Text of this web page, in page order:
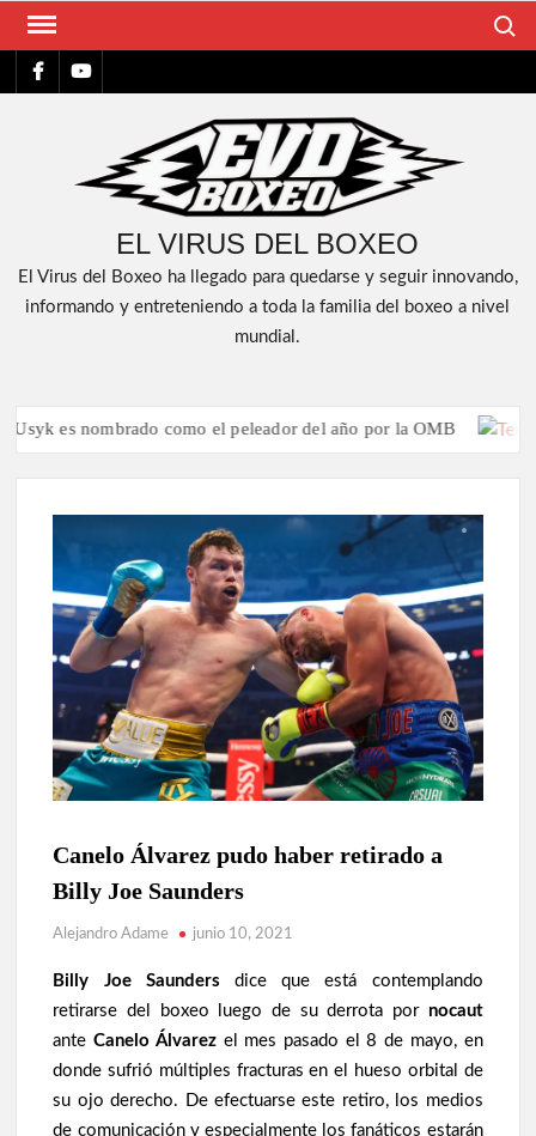
Saltar
contenidoFACEBOOK
YT
EL VIRUS DEL BOXEO
El Virus del Boxeo ha llegado para quedarse y seguir innovando,
informando y entreteniendo a toda la familia del boxeo a nivel
mundial.
es nombrado como el peleador del año por la OMB
BOXEO
BOXEO
MEXICANO
Canelo Álvarez pudo haber retirado a
Billy Joe Saunders
Alejandro Adame junio 10, 2021
Billy Joe Saunders dice que está contemplando
retirarse del boxeo luego de su derrota por nocaut
anteCanelo Álvarezel mes pasado el 8 de mayo, en
donde sufrió múltiples fracturas en el hueso orbital de
su ojo derecho. De efectuarse este retiro, los medios
de comunicación y especialmente los fanáticos estarán